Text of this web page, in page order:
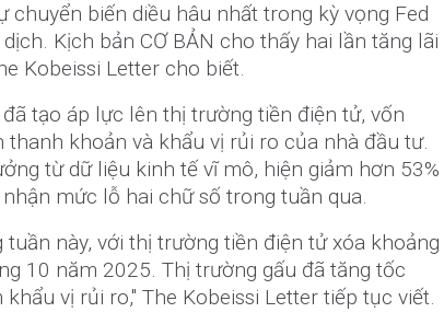
chuyển biến diều hâu nhất trong kỳ vọng Fed
Kịch bản CƠ BẢN cho thấy hai lần tăng lãi
Kobeissi Letter cho biết.
tạo áp lực lên thị trường tiền điện tử, vốn
thanh khoản và khẩu vị rủi ro của nhà đầu tư.
từ dữ liệu kinh tế vĩ mô, hiện giảm hơn 53%
mức lỗ hai chữ số trong tuần qua.
này, với thị trường tiền điện tử xóa khoảng
10 năm 2025. Thị trường gấu đã tăng tốc
vị rủi ro," The Kobeissi Letter tiếp tục viết.